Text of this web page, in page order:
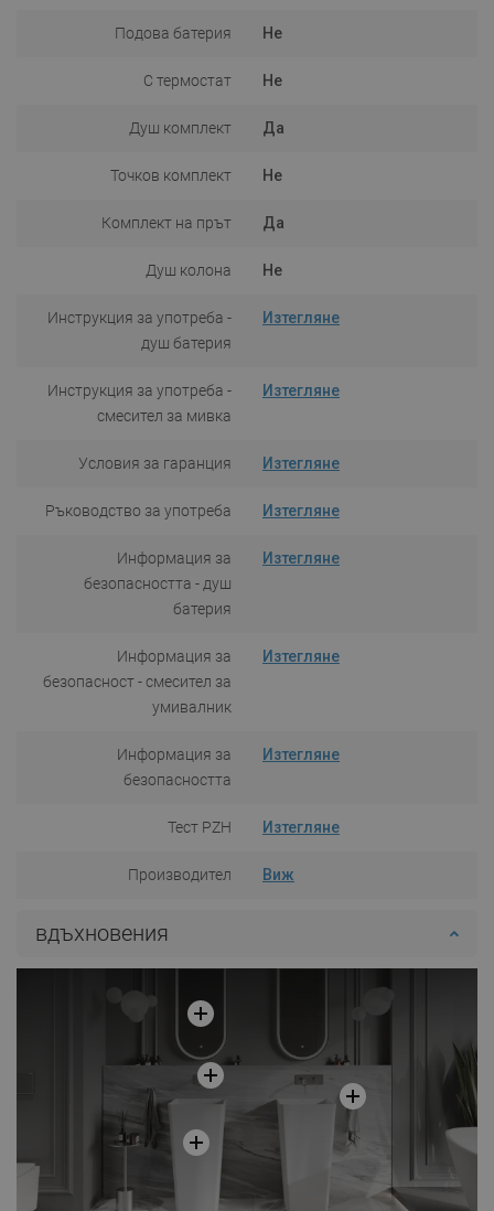
Подова батерия Не
С термостат Не
Душ комплект Да
Точков комплект Не
Комплект на прът Да
Душ колона Не
Инструкция за употреба -
душ батерия
Изтегляне
Инструкция за употреба -
смесител за мивка
Изтегляне
Условия за гаранция Изтегляне
Ръководство за употреба Изтегляне
Информация за
безопасността - душ
батерия
Изтегляне
Информация за
безопасност - смесител за
умивалник
Изтегляне
Информация за
безопасността
Изтегляне
Тест PZH Изтегляне
Производител Виж
вдъхновения